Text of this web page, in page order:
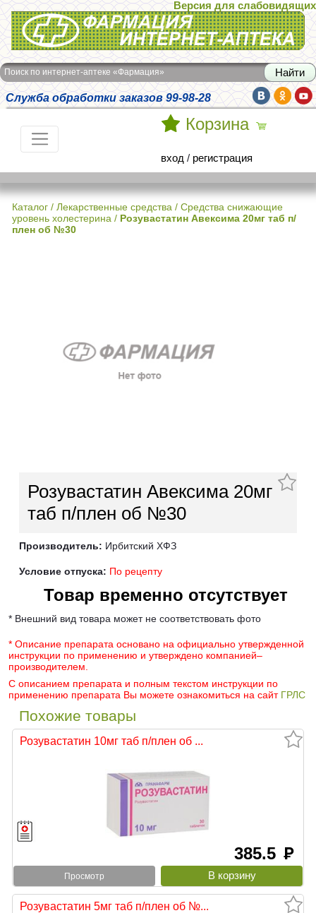
Интернет-аптека Фармация
Версия для слабовидящих
Поиск по интернет-аптеке «Фармация»
Служба обработки заказов 99-98-28
Корзина
вход / регистрация
Каталог / Лекарственные средства / Средства снижающие
уровень холестерина / Розувастатин Авексима 20мг таб п/
плен об №30
Розувастатин Авексима 20мг
таб п/плен об №30
Производитель: Ирбитский ХФЗ
Условие отпуска: По рецепту
Товар временно отсутствует
* Внешний вид товара может не соответствовать фото
* Описание препарата основано на официально утвержденной
инструкции по применению и утверждено компанией–
производителем.
С описанием препарата и полным текстом инструкции по
применению препарата Вы можете ознакомиться на сайт ГРЛС
Похожие товары
Розувастатин 10мг таб п/плен об ...
385.5 руб
Просмотр
Розувастатин 5мг таб п/плен об №...